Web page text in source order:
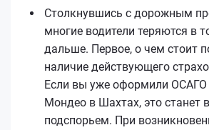
Столкнувшись с дорожным
многие водители теряются в
дальше. Первое, о чем стоит
наличие действующего
Если вы уже оформили
Мондео в Шахтах, это станет
подспорьем. При